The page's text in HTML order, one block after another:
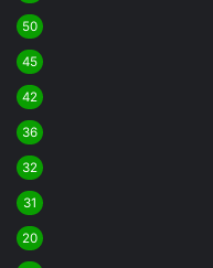
50
45
42
36
32
31
20